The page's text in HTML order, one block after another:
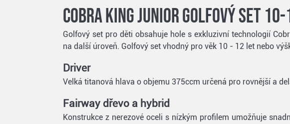
Cobra King Junior golfový set
Golfový set pro děti obsahuje hole s exkluzivní technologií
na další úroveň. Golfový set vhodný pro věk 10 - 12 let nebo
Driver
Velká titanová hlava o objemu 375ccm určená pro rovnější a
Fairway dřevo a hybrid
Konstrukce z nerezové oceli s nízkým profilem umožňuje